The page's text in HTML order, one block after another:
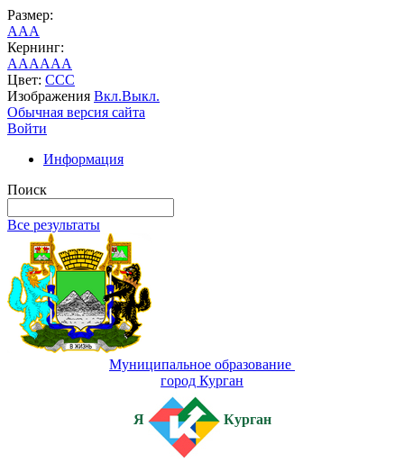
Размер:
AAA
Кернинг:
AAAAAA
Цвет: CCC
Изображения Вкл.Выкл.
Обычная версия сайта
Войти
Информация
Поиск
Все результаты
Муниципальное образование
город Курган
Я Курган